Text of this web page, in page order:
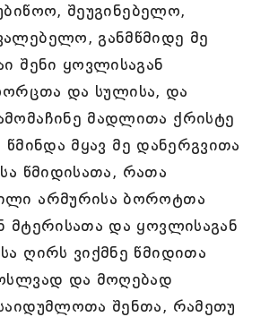
შეუგინებელო,
განმწმიდე მე
შენი ყოვლისაგან
და სულისა, და
მადლითა ქრისტე
წმინდა მყავ მე დანერგვითა
წმიდისათა, რათა
არმურისა ბოროტთა
მტერისათა და ყოვლისაგან
ღირს ვიქმნე წმიდითა
და მოღებად
შენთა, რამეთუ